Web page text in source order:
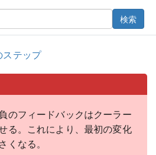
検索
ステップ
のフィードバックはクーラー
る。これにより、最初の変化
くなる。